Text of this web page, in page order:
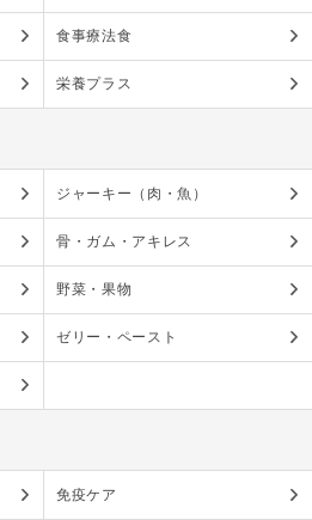
食事療法食
栄養プラス
ジャーキー（肉・魚）
骨・ガム・アキレス
野菜・果物
ゼリー・ペースト
免疫ケア